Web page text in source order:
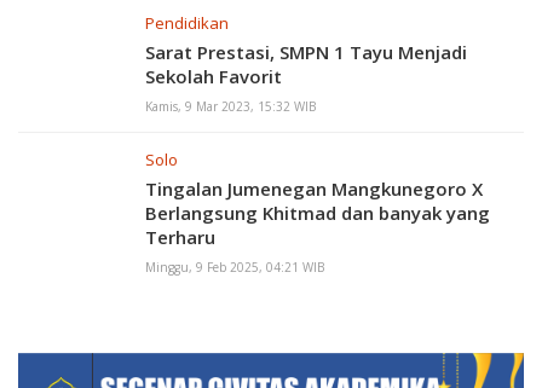
Pendidikan
Sarat Prestasi, SMPN 1 Tayu Menjadi
Sekolah Favorit
Kamis, 9 Mar 2023, 15:32 WIB
Solo
Tingalan Jumenegan Mangkunegoro X
Berlangsung Khitmad dan banyak yang
Terharu
Minggu, 9 Feb 2025, 04:21 WIB